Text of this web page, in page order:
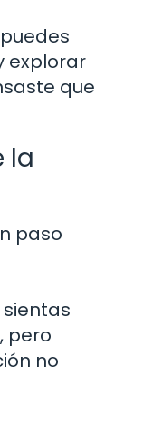
explorar
que
la
paso
pero
no